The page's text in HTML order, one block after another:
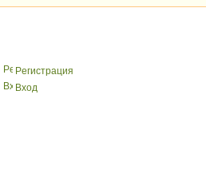
Peгиcтрaция
Вхoд